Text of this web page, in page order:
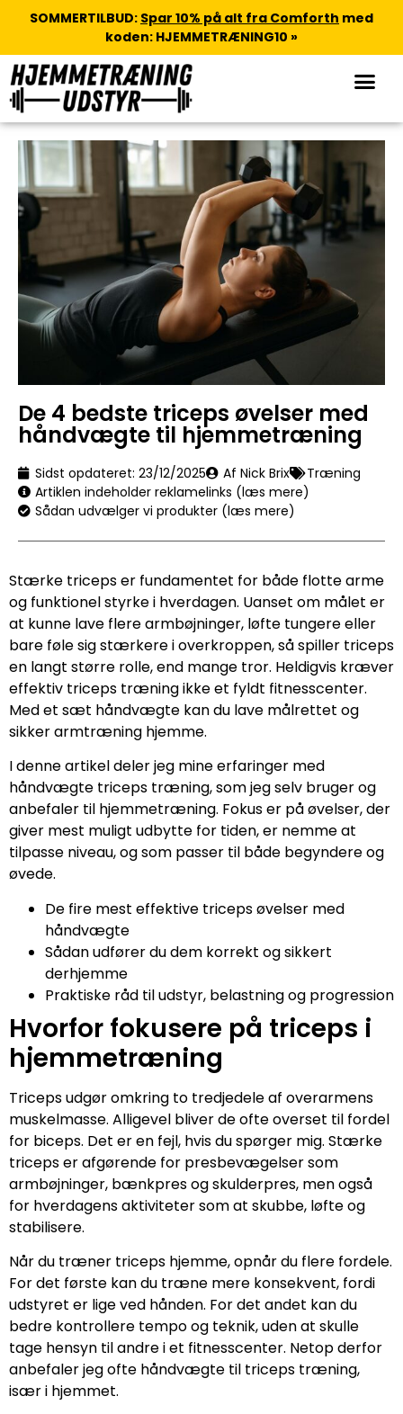
SOMMERTILBUD: Spar 10% på alt fra Comforth med
koden: HJEMMETRÆNING10 »
De 4 bedste triceps øvelser med
håndvægte til hjemmetræning
Sidst opdateret: 23/12/2025 Af Nick Brix
Træning
Artiklen indeholder reklamelinks (læs mere)
Sådan udvælger vi produkter (læs mere)
Stærke triceps er fundamentet for både flotte arme
og funktionel styrke i hverdagen. Uanset om målet er
at kunne lave flere armbøjninger, løfte tungere eller
bare føle sig stærkere i overkroppen, så spiller triceps
en langt større rolle, end mange tror. Heldigvis kræver
effektiv triceps træning ikke et fyldt fitnesscenter.
Med et sæt håndvægte kan du lave målrettet og
sikker armtræning hjemme.
I denne artikel deler jeg mine erfaringer med
håndvægte triceps træning, som jeg selv bruger og
anbefaler til hjemmetræning. Fokus er på øvelser, der
giver mest muligt udbytte for tiden, er nemme at
tilpasse niveau, og som passer til både begyndere og
øvede.
De fire mest effektive triceps øvelser med
håndvægte
Sådan udfører du dem korrekt og sikkert
derhjemme
Praktiske råd til udstyr, belastning og progression
Hvorfor fokusere på triceps i
hjemmetræning
Triceps udgør omkring to tredjedele af overarmens
muskelmasse. Alligevel bliver de ofte overset til fordel
for biceps. Det er en fejl, hvis du spørger mig. Stærke
triceps er afgørende for presbevægelser som
armbøjninger, bænkpres og skulderpres, men også
for hverdagens aktiviteter som at skubbe, løfte og
stabilisere.
Når du træner triceps hjemme, opnår du flere fordele.
For det første kan du træne mere konsekvent, fordi
udstyret er lige ved hånden. For det andet kan du
bedre kontrollere tempo og teknik, uden at skulle
tage hensyn til andre i et fitnesscenter. Netop derfor
anbefaler jeg ofte håndvægte til triceps træning,
især i hjemmet.